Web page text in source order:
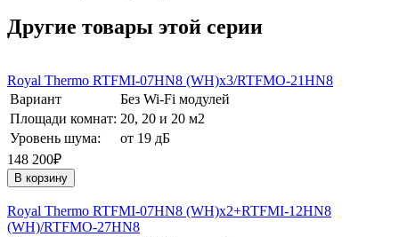
Другие товары этой серии
Royal Thermo RTFMI-07HN8 (WH)х3/RTFMO-21HN8
Вариант
Без Wi-Fi модулей
Площади комнат: 20, 20 и 20 м2
Уровень шума:
от 19 дБ
148 200₽
В корзину
Royal Thermo RTFMI-07HN8 (WH)х2+RTFMI-12HN8
(WH)/RTFMO-27HN8